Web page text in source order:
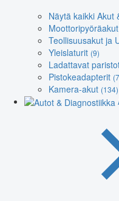
Näytä kaikki Akut
Moottoripyöräakut
Teollisuusakut ja
Yleislaturit (9)
Ladattavat
Pistokeadapterit
Kamera-akut (134)